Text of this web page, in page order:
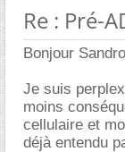
Re : Pré-
Bonjour
Je suis
moins
cellulaire et
déjà entendu